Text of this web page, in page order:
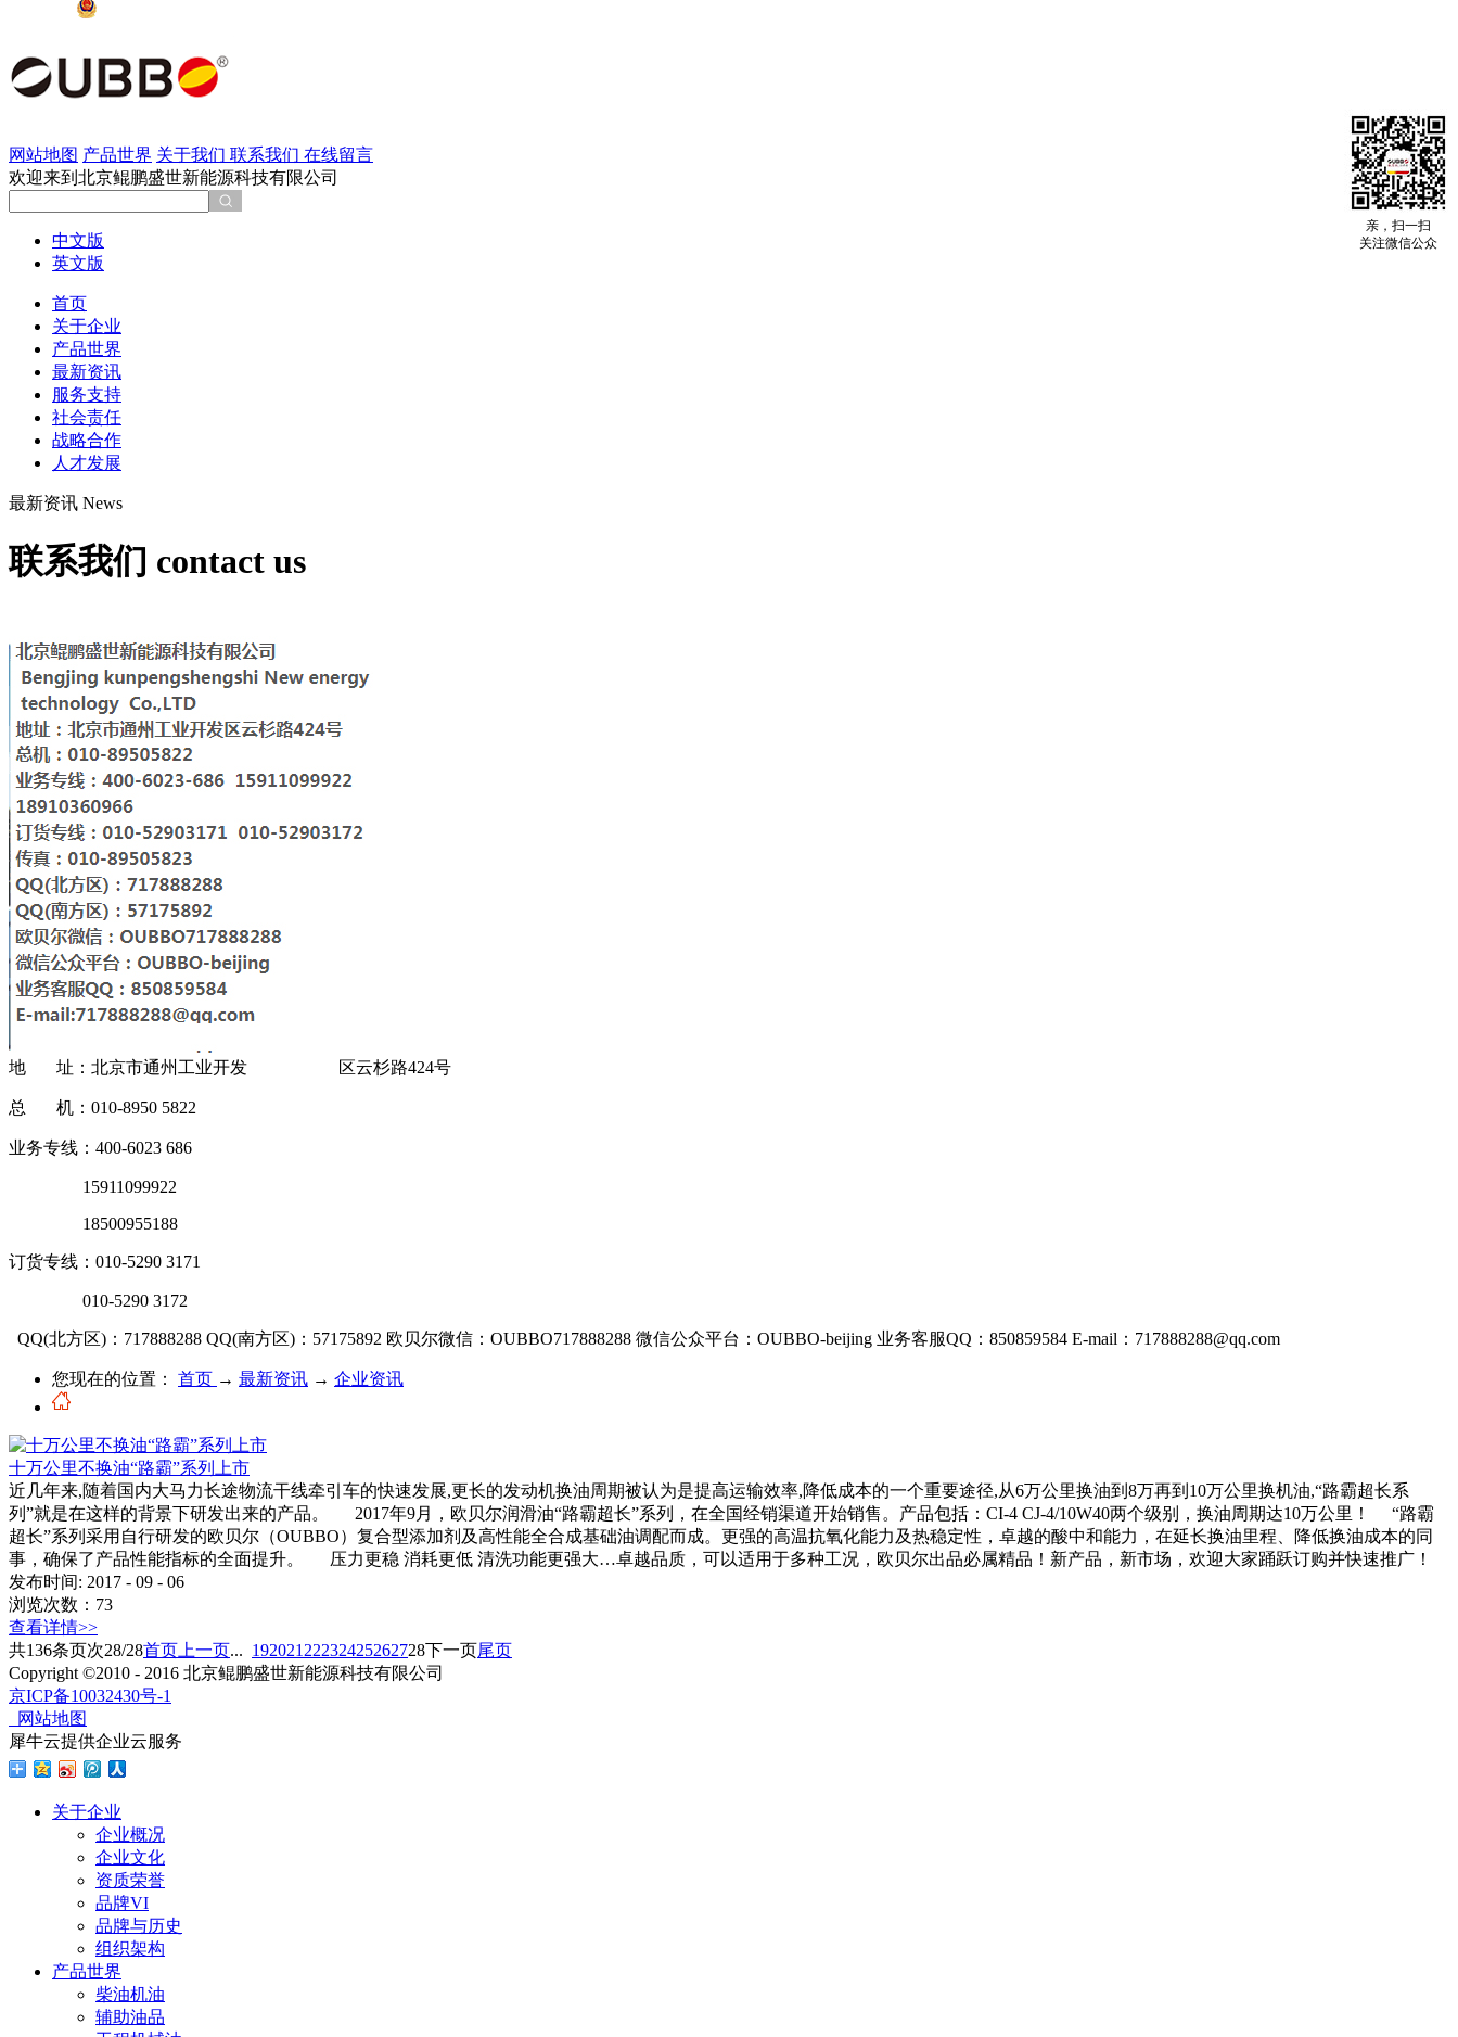
网站地图 产品世界 关于我们 联系我们 在线留言
欢迎来到北京鲲鹏盛世新能源科技有限公司
中文版
英文版
首页
关于企业
产品世界
最新资讯
服务支持
社会责任
战略合作
人才发展
最新资讯 News
联系我们 contact us
地 址：北京市通州工业开发 区云杉路424号
总 机：010-8950 5822
业务专线：400-6023 686
15911099922
18500955188
订货专线：010-5290 3171
010-5290 3172
QQ(北方区)：717888288 QQ(南方区)：57175892 欧贝尔微信：OUBBO717888288 微信公众平台：OUBBO-beijing 业务客服QQ：850859584 E-mail： 717888288@qq.com
您现在的位置： 首页 → 最新资讯 → 企业资讯
十万公里不换油“路霸”系列上市
近几年来,随着国内大马力长途物流干线牵引车的快速发展,更长的发动机换油周期被认为是提高运输效率,降低成本的一个重要途径,从6万公里换油到8万再到10万公里换机油,“路霸超长系
列”就是在这样的背景下研发出来的产品。 2017年9月，欧贝尔润滑油“路霸超长”系列，在全国经销渠道开始销售。产品包括：CI-4 CJ-4/10W40两个级别，换油周期达10万公里！ “路霸
超长”系列采用自行研发的欧贝尔（OUBBO）复合型添加剂及高性能全合成基础油调配而成。更强的高温抗氧化能力及热稳定性，卓越的酸中和能力，在延长换油里程、降低换油成本的同
事，确保了产品性能指标的全面提升。 压力更稳 消耗更低 清洗功能更强大…卓越品质，可以适用于多种工况，欧贝尔出品必属精品！新产品，新市场，欢迎大家踊跃订购并快速推广！
发布时间: 2017 - 09 - 06
浏览次数： 73
查看详情>>
共136条页次28/28首页 上一页... 192021 22232425262728下一页尾页
Copyright ©2010 - 2016 北京鲲鹏盛世新能源科技有限公司
京ICP备10032430号-1
网站地图
犀牛云提供企业云服务
关于企业
企业概况
企业文化
资质荣誉
品牌VI
品牌与历史
组织架构
产品世界
柴油机油
辅助油品
亲，扫一扫
关注微信公众